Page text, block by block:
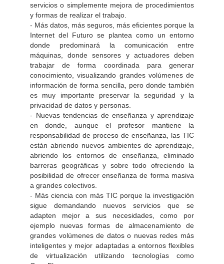
servicios o simplemente mejora de procedimientos
y formas de realizar el trabajo.
- Más datos, más seguros, más eficientes porque la
Internet del Futuro se plantea como un entorno
donde predominará la comunicación entre
máquinas, donde sensores y actuadores deben
trabajar de forma coordinada para generar
conocimiento, visualizando grandes volúmenes de
información de forma sencilla, pero donde también
es muy importante preservar la seguridad y la
privacidad de datos y personas.
- Nuevas tendencias de enseñanza y aprendizaje
en donde, aunque el profesor mantiene la
responsabilidad de proceso de enseñanza, las TIC
están abriendo nuevos ambientes de aprendizaje,
abriendo los entornos de enseñanza, eliminado
barreras geográficas y sobre todo ofreciendo la
posibilidad de ofrecer enseñanza de forma masiva
a grandes colectivos.
- Más ciencia con más TIC porque la investigación
sigue demandando nuevos servicios que se
adapten mejor a sus necesidades, como por
ejemplo nuevas formas de almacenamiento de
grandes volúmenes de datos o nuevas redes más
inteligentes y mejor adaptadas a entornos flexibles
de virtualización utilizando tecnologías como